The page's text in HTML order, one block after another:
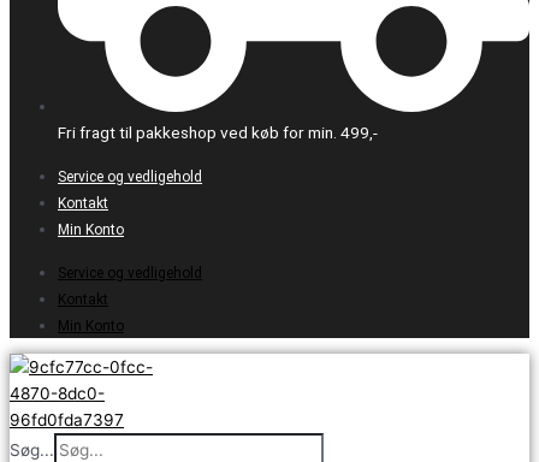
Fri fragt til pakkeshop ved køb for min. 499,-
Service og vedligehold
Kontakt
Min Konto
Service og vedligehold
Kontakt
Min Konto
Søg...